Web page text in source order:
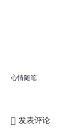
心情随笔
发表评论